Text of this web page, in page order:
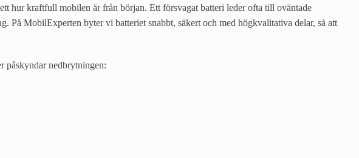
hur kraftfull mobilen är från början. Ett försvagat batteri leder ofta till oväntade
På MobilExperten byter vi batteriet snabbt, säkert och med högkvalitativa delar, så att
påskyndar nedbrytningen: